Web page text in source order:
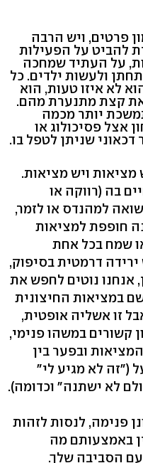
פרטים, ויש הרבה
להביט על הפעילות
על העתיד שמחכה
ולעשות ילדים. כל
לא איזו טעות, הוא
קצת מתנערת מהם.
יותר מכמה
אצל פסיכולוג או
שניתן לטפל בו.
מציאות ויש מציאות.
בה (רווקה או
למהנדס או לזמר,
חופפת למציאות
שמח בכל אחת
דרמטית בסיפוק,
אנחנו נוטים לחפש את
במציאות החיצונית
זו אשליה אופטית,
קשורים במשהו פנימי,
ובפער בין
("זה לא מגיע לי"
לא ישתנה" וכדומה).
פנימה, לנסות לזהות
באמצעותם מה
הסביבה שלך.